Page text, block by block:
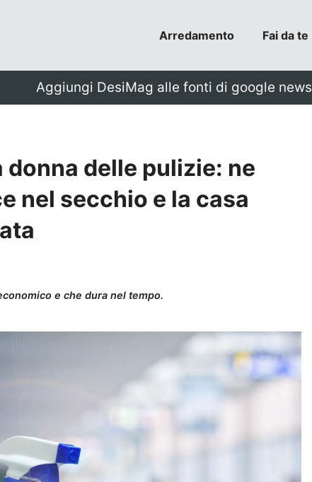
Arredamento Fai da te
Aggiungi DesiMag alle fonti di google news
donna delle pulizie: ne
nel secchio e la casa
e che dura nel tempo.